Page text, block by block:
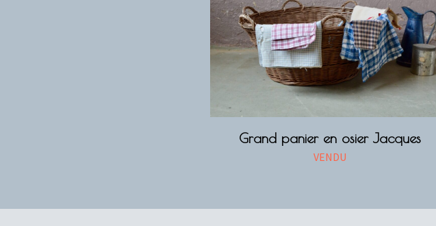
Grand panier en osier Jacques
VENDU